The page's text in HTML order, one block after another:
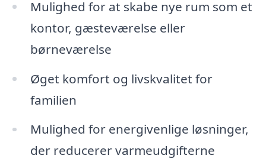
Mulighed for at skabe nye rum som et
kontor, gæsteværelse eller
børneværelse
Øget komfort og livskvalitet for
familien
Mulighed for energivenlige løsninger,
der reducerer varmeudgifterne